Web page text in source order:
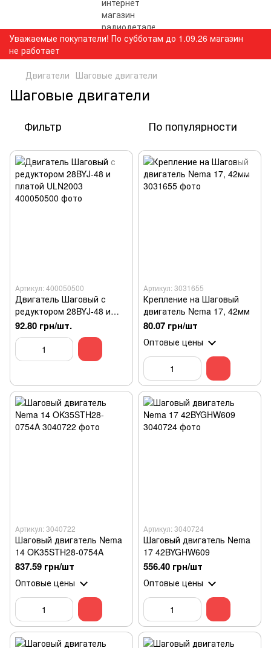
Уважаемые покупатели! По субботам до 1.09.26 магазин
не работает
Двигатели Шаговые двигатели
Шаговые двигатели
Фильтр По популярности
Артикул: 400050500
Двигатель Шаговый с
редуктором 28BYJ-48 и
платой ULN2003
92.80 грн/шт.
Артикул: 3031655
Крепление на Шаговый
двигатель Nema 17, 42мм
80.07 грн/шт
Оптовые цены
Артикул: 3040722
Шаговый двигатель Nema
14 OK35STH28-0754A
837.59 грн/шт
Оптовые цены
Артикул: 3040724
Шаговый двигатель Nema
17 42BYGHW609
556.40 грн/шт
Оптовые цены